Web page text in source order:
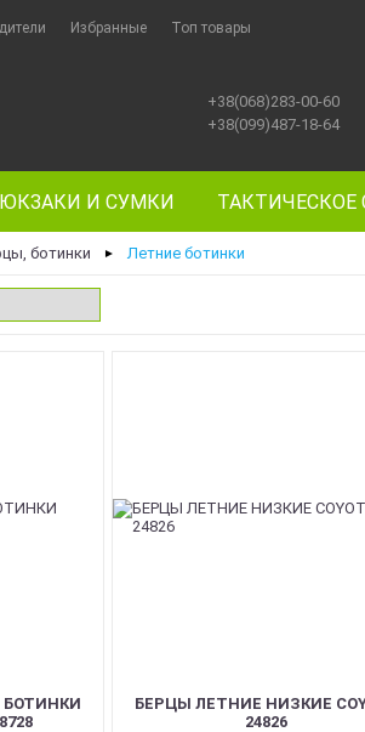
Избранные Топ товары
+38(068)283-00-60
+38(099)487-18-64
И СУМКИ
ботинки ► Летние ботинки
БОТИНКИ
БЕРЦЫ ЛЕТНИЕ НИЗКИЕ
24826